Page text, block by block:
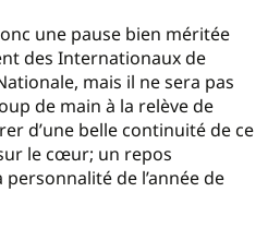
une pause bien méritée
des Internationaux de
mais il ne sera pas
de main à la relève de
d’une belle continuité de ce
le cœur; un repos
de l’année de